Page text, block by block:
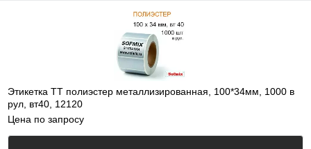
Этикетка ТТ полиэстер металлизированная, 100*34мм, 1000 в
рул, вт40, 12120
Цена по запросу